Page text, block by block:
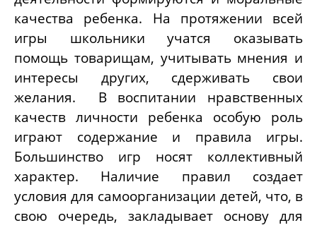
качества ребенка. На протяжении всей
игры школьники учатся оказывать
помощь товарищам, учитывать мнения и
интересы других, сдерживать свои
желания. В воспитании нравственных
качеств личности ребенка особую роль
играют содержание и правила игры.
Большинство игр носят коллективный
характер. Наличие правил создает
условия для самоорганизации детей, что, в
свою очередь, закладывает основу для